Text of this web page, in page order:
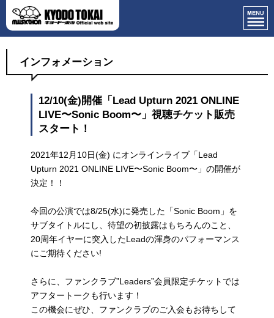
インフォメーション
12/10(金)開催「Lead Upturn 2021 ONLINE
LIVE〜Sonic Boom〜」視聴チケット販売
スタート！
2021年12月10日(金) にオンラインライブ「Lead
Upturn 2021 ONLINE LIVE〜Sonic Boom〜」の開催が
決定！！
今回の公演では8/25(水)に発売した「Sonic Boom」を
サブタイトルにし、待望の初披露はもちろんのこと、
20周年イヤーに突入したLeadの渾身のパフォーマンス
にご期待ください!
さらに、ファンクラブ”Leaders”会員限定チケットでは
アフタートークも行います！
この機会にぜひ、ファンクラブのご入会もお待ちして